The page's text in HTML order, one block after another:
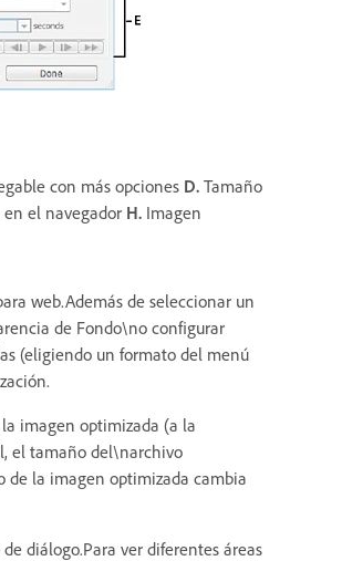
con más opciones D. Tamaño
el navegador H. Imagen
web.Además de seleccionar un
de Fondo\no configurar
(eligiendo un formato del menú
imagen optimizada (a la
el tamaño del\narchivo
de la imagen optimizada cambia
diálogo.Para ver diferentes áreas